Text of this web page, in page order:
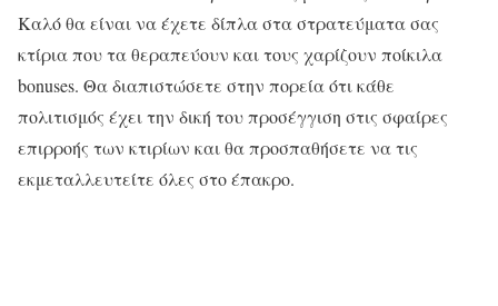
Καλό θα είναι να έχετε δίπλα στα στρατεύματα σας
κτίρια που τα θεραπεύουν και τους χαρίζουν ποίκιλα
bonuses. Θα διαπιστώσετε στην πορεία ότι κάθε
πολιτισμός έχει την δική του προσέγγιση στις σφαίρες
επιρροής των κτιρίων και θα προσπαθήσετε να τις
εκμεταλλευτείτε όλες στο έπακρο.